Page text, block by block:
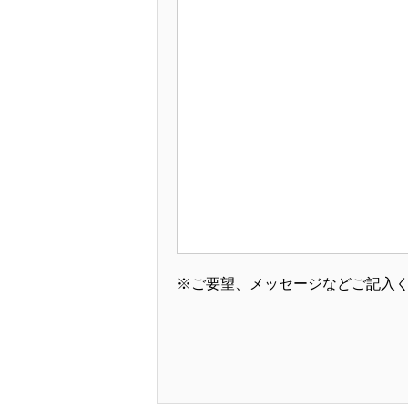
※ご要望、メッセージなどご記入